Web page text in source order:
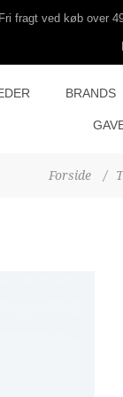
fragt ved køb over
BRANDS
Forside /